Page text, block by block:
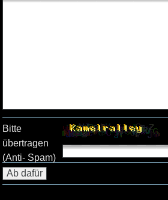
Bitte
übertragen
(Anti- Spam)